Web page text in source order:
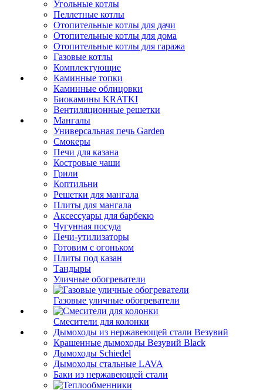
Угольные котлы
Пеллетные котлы
Отопительные котлы для дачи
Отопительные котлы для дома
Отопительные котлы для гаража
Газовые котлы
Комплектующие
Каминные топки
Каминные облицовки
Биокамины KRATKI
Вентиляционные решетки
Мангалы
Универсальная печь Garden
Смокеры
Печи для казана
Костровые чаши
Грили
Коптильни
Решетки для мангала
Плиты для мангала
Аксессуары для барбекю
Чугунная посуда
Печи-утилизаторы
Готовим с огоньком
Плиты под казан
Тандыры
Уличные обогреватели
Газовые уличные обогреватели
Смесители для колонки
Дымоходы из нержавеющей стали Везувий
Крашенные дымоходы Везувий Black
Дымоходы Schiedel
Дымоходы стальные LAVA
Баки из нержавеющей стали